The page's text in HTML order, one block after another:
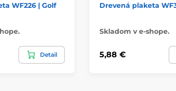
WF226 | Golf
Detail
Drevená plaketa
Skladom v e-shope.
5,88 €